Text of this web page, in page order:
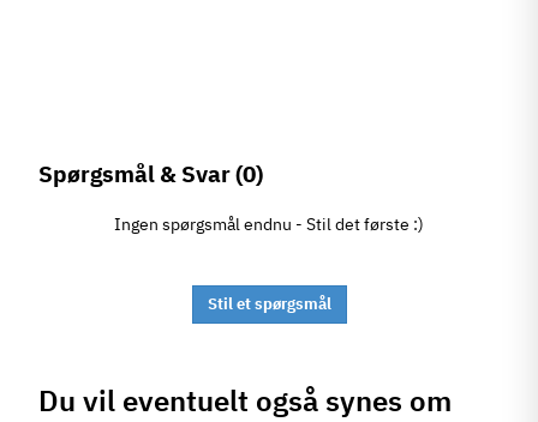
Spørgsmål & Svar(0)
Ingen spørgsmål endnu - Stil det første :)
Stil et spørgsmål
Du vil eventuelt også synes om